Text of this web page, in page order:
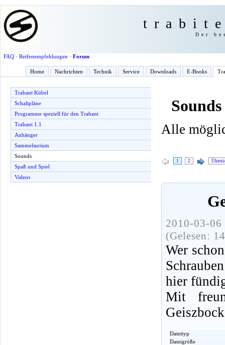
Der
FAQ· Reifenempfehlungen · Forum
Home Nachrichten Technik Service Downloads E-Books
Trabant Kübel
Schaltpläne
Programme speziell für den Trabant
Trabant 1.1
Anhänger
Sammelsurium
Sounds
Spaß und Spiel
Videos
Sounds
Alle
1 2
2010-03-
(Gelesen:
Wer
hier
Mit
Dateityp
Dateigröße